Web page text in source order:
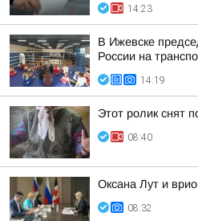
14:23
В Ижевске
России на
14:19
Этот ролик снят
08:40
Оксана Лут и
08:32